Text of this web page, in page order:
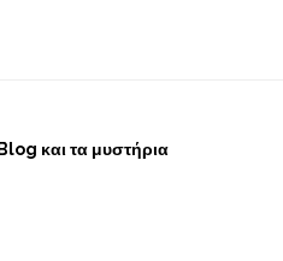
και τα μυστήρια